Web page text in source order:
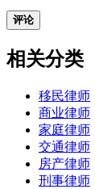
评论
相关分类
移民律师
商业律师
家庭律师
交通律师
房产律师
刑事律师